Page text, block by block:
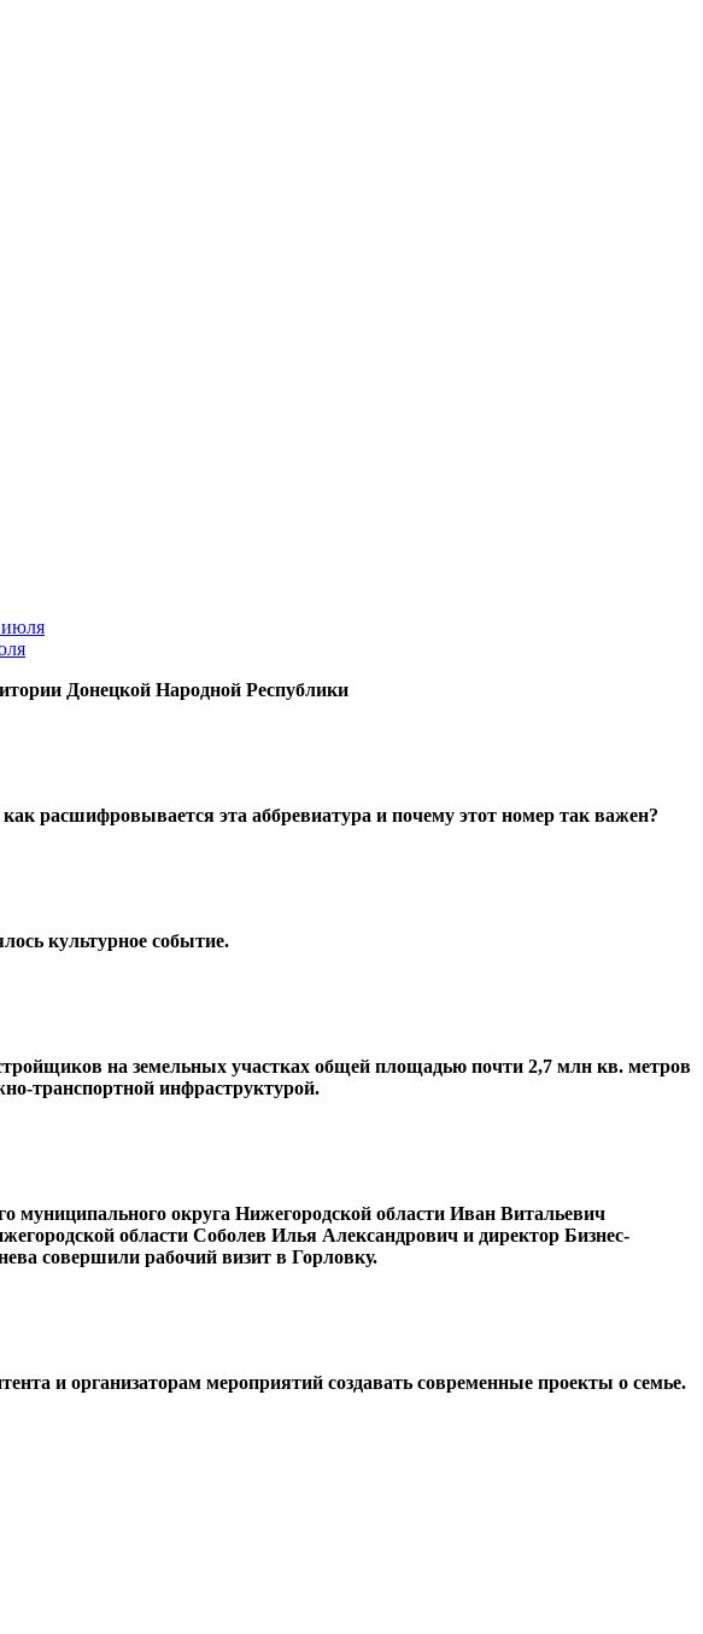
Донецкой Народной Республики
расшифровывается эта аббревиатура и почему этот номер так важен?
культурное событие.
на земельных участках общей площадью почти 2,7 млн кв. метров
транспортной инфраструктурой.
муниципального округа Нижегородской области Иван Витальевич
области Соболев Илья Александрович и директор Бизнес-
совершили рабочий визит в Горловку.
и организаторам мероприятий создавать современные проекты о семье.